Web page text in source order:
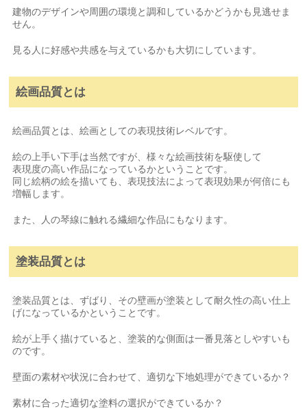
建物のデザインや周囲の環境と調和しているかどうかも見逃せま
せん。
見る人に好感や共感を与えているかも大切にしています。
絵画品質とは
絵画品質とは、絵画としての表現技術レベルです。
絵の上手い下手は当然ですが、様々な絵画技術を駆使して
表現度の高い作品になっているかということです。
同じ絵柄の絵を描いても、表現技法によって表現効果が何倍にも
増幅します。
また、人の琴線に触れる繊細な作品にもなります。
塗装品質とは
塗装品質とは、ずばり、その壁画が塗装として耐久性の高い仕上
げになっているかということです。
絵が上手く描けていると、塗装的な側面は一番見落としやすいも
のです。
壁面の素材や状況に合わせて、適切な下地処理ができているか？
素材に合った適切な塗料の選択ができているか？